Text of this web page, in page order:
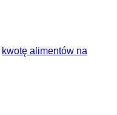
kwotę alimentów na